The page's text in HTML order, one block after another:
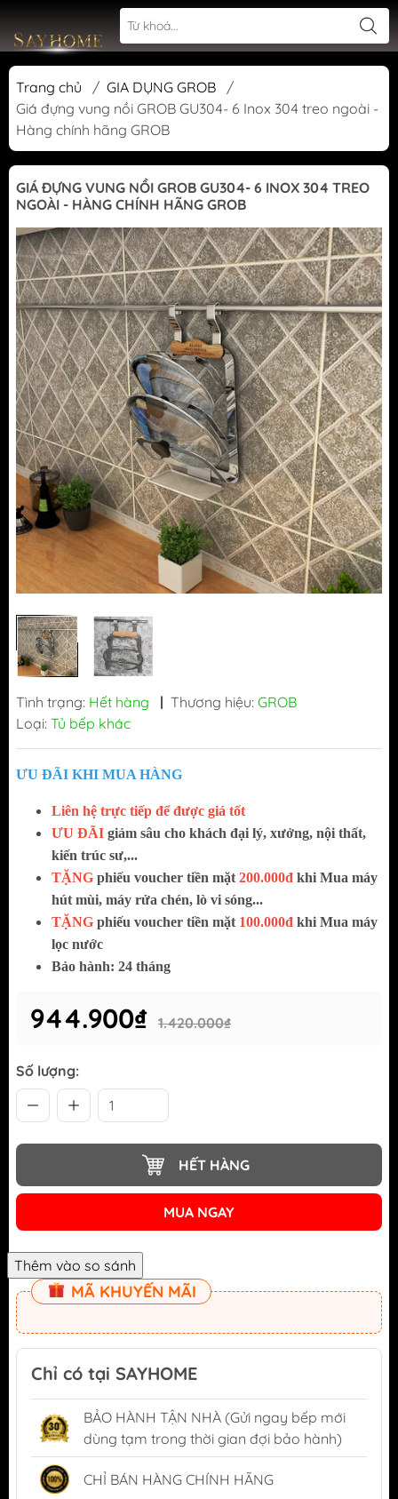
Trang chủ / GIA DỤNG GROB
/
Giá đựng vung nồi GROB GU304- 6 Inox 304 treo ngoài -
Hàng chính hãng GROB
GIÁ ĐỰNG VUNG NỒI GROB GU304- 6 INOX 304 TREO
NGOÀI - HÀNG CHÍNH HÃNG GROB
Tình trạng: Hết hàng | Thương hiệu: GROB
Loại: Tủ bếp khác
ƯU ĐÃI KHI MUA HÀNG
Liên hệ trực tiếp để được giá tốt
ƯU ĐÃI giảm sâu cho khách đại lý, xưởng, nội thất,
kiến trúc sư,...
TẶNG phiếu voucher tiền mặt 200.000đ khi Mua máy
hút mùi, máy rửa chén, lò vi sóng...
TẶNG phiếu voucher tiền mặt 100.000đ khi Mua máy
lọc nước
Bảo hành: 24 tháng
944.900₫ 1.420.000₫
Số lượng:
HẾT HÀNG
MUA NGAY
MÃ KHUYẾN MÃI
Chỉ có tại SAYHOME
BẢO HÀNH TẬN NHÀ (Gửi ngay bếp mới
dùng tạm trong thời gian đợi bảo hành)
CHỈ BÁN HÀNG CHÍNH HÃNG